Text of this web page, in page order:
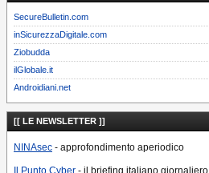
SecureBulletin.com
inSicurezzaDigitale.com
Ziobudda
ilGlobale.it
Androidiani.net
[[ LE NEWSLETTER ]]
NINAsec - approfondimento aperiodico